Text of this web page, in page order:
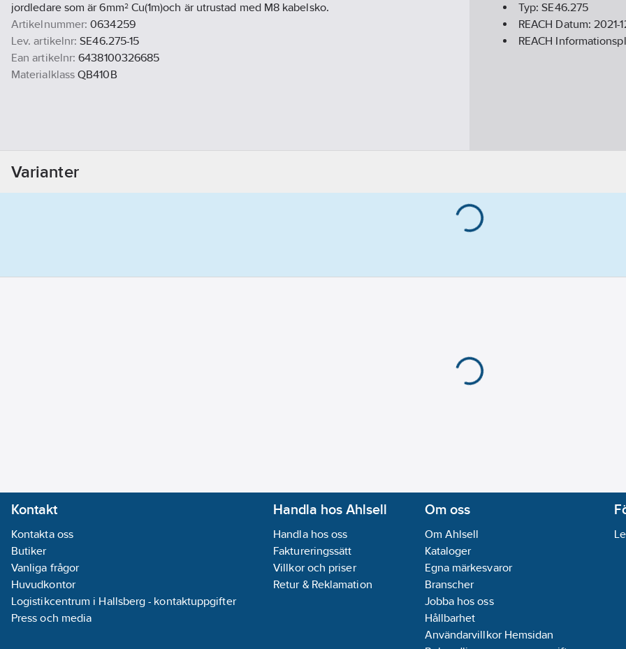
jordledare som är 6mm² Cu(1m)och är utrustad med M8 kabelsko.
Artikelnummer: 0634259
Lev. artikelnr: SE46.275-15
Ean artikelnr: 6438100326685
Materialklass QB410B
Typ:SE46.275
REACH Datum:2021-
REACH
Varianter
Kontakt
Kontakta oss
Butiker
Vanliga frågor
Huvudkontor
Logistikcentrum i Hallsberg - kontaktuppgifter
Press och media
Handla hos Ahlsell
Handla hos oss
Faktureringssätt
Villkor och priser
Retur & Reklamation
Om oss
Om Ahlsell
Kataloger
Egna märkesvaror
Branscher
Jobba hos oss
Hållbarhet
Användarvillkor Hemsidan